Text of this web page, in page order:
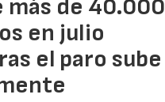
más de 40.000
en julio
el paro sube